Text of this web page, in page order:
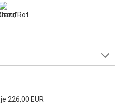
je 226,00 EUR